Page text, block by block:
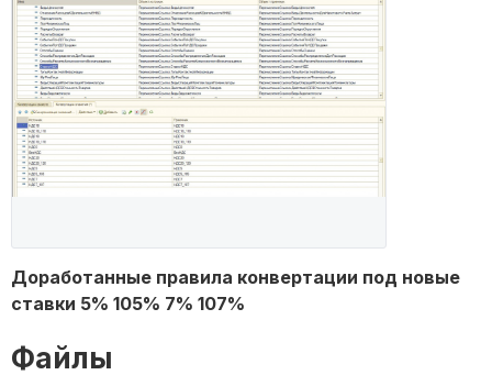
Доработанные правила конвертации под новые
ставки 5% 105% 7% 107%
Файлы